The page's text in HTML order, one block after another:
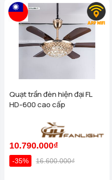
Quạt trần đèn hiện đại FL
HD-600 cao cấp
10.790.000₫
-35% 16.600.000₫